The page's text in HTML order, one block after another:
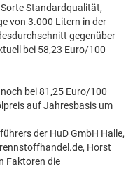
Standardqualität,
von 3.000 Litern in der
gegenüber
bei 58,23 Euro/100
bei 81,25 Euro/100
auf Jahresbasis um
der HuD GmbH Halle,
Horst
Faktoren die